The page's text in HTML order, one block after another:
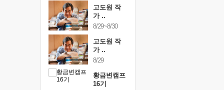
고도원 작
가 ..
8/29~8/30
고도원 작
가 ..
8/29
황금변캠프
16기